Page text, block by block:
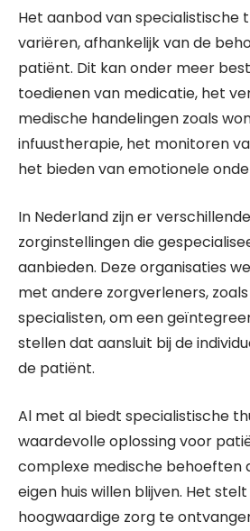
Het aanbod van specialistische
variëren, afhankelijk van de
patiënt. Dit kan onder meer
toedienen van medicatie, het
medische handelingen zoals
infuustherapie, het monitoren
het bieden van emotionele
In Nederland zijn er
zorginstellingen die
aanbieden. Deze organisaties
met andere zorgverleners,
specialisten, om een
stellen dat aansluit bij de
de patiënt.
Al met al biedt specialistische
waardevolle oplossing voor
complexe medische behoeften
eigen huis willen blijven. Het
hoogwaardige zorg te